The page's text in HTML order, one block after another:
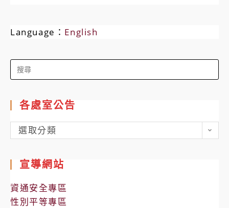
Language： English
Search
for:
各處室公告
各
處
公
告
選取分類
宣導網站
資通安全專區
性別平等專區